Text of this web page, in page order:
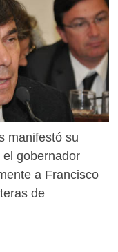
manifestó su
gobernador
a Francisco
de